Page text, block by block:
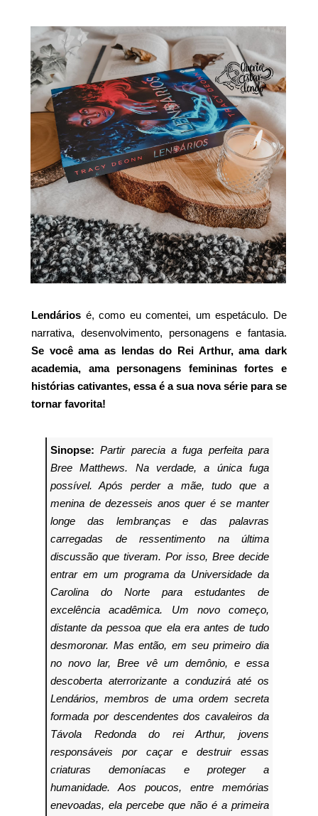
Lendários é, como eu comentei, um espetáculo. De
narrativa, desenvolvimento, personagens e fantasia.
Se você ama as lendas do Rei Arthur, ama dark
academia, ama personagens femininas fortes e
histórias cativantes, essa é a sua nova série para se
tornar favorita!
Sinopse:Partir parecia a fuga perfeita para
Bree Matthews. Na verdade, a única fuga
possível. Após perder a mãe, tudo que a
menina de dezesseis anos quer é se manter
longe das lembranças e das palavras
carregadas de ressentimento na última
discussão que tiveram. Por isso, Bree decide
entrar em um programa da Universidade da
Carolina do Norte para estudantes de
excelência acadêmica. Um novo começo,
distante da pessoa que ela era antes de tudo
desmoronar. Mas então, em seu primeiro dia
no novo lar, Bree vê um demônio, e essa
descoberta aterrorizante a conduzirá até os
Lendários, membros de uma ordem secreta
formada por descendentes dos cavaleiros da
Távola Redonda do rei Arthur, jovens
responsáveis por caçar e destruir essas
criaturas demoníacas e proteger a
humanidade. Aos poucos, entre memórias
enevoadas, ela percebe que não é a primeira